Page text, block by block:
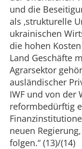
und die
als ‚strukturelle
ukrainischen
die hohen
Land Geschäfte
Agrarsektor
ausländischer
IWF und von der
reformbedürftig
neuen
folgen.“ (13)/(14)